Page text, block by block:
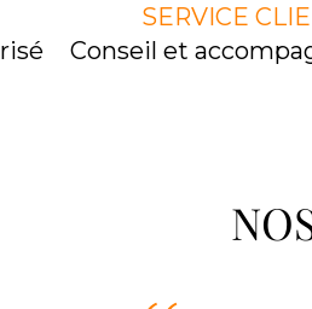
SERVICE
Conseil et